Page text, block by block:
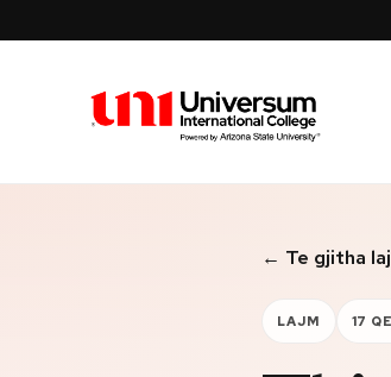
Universum University
← Te gjitha
LAJM 17